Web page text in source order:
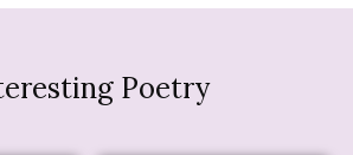
Poetry